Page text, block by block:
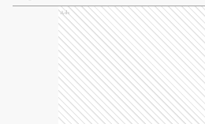
Ads